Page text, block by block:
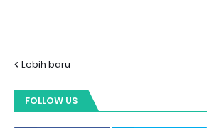
Lebih baru
FOLLOW US